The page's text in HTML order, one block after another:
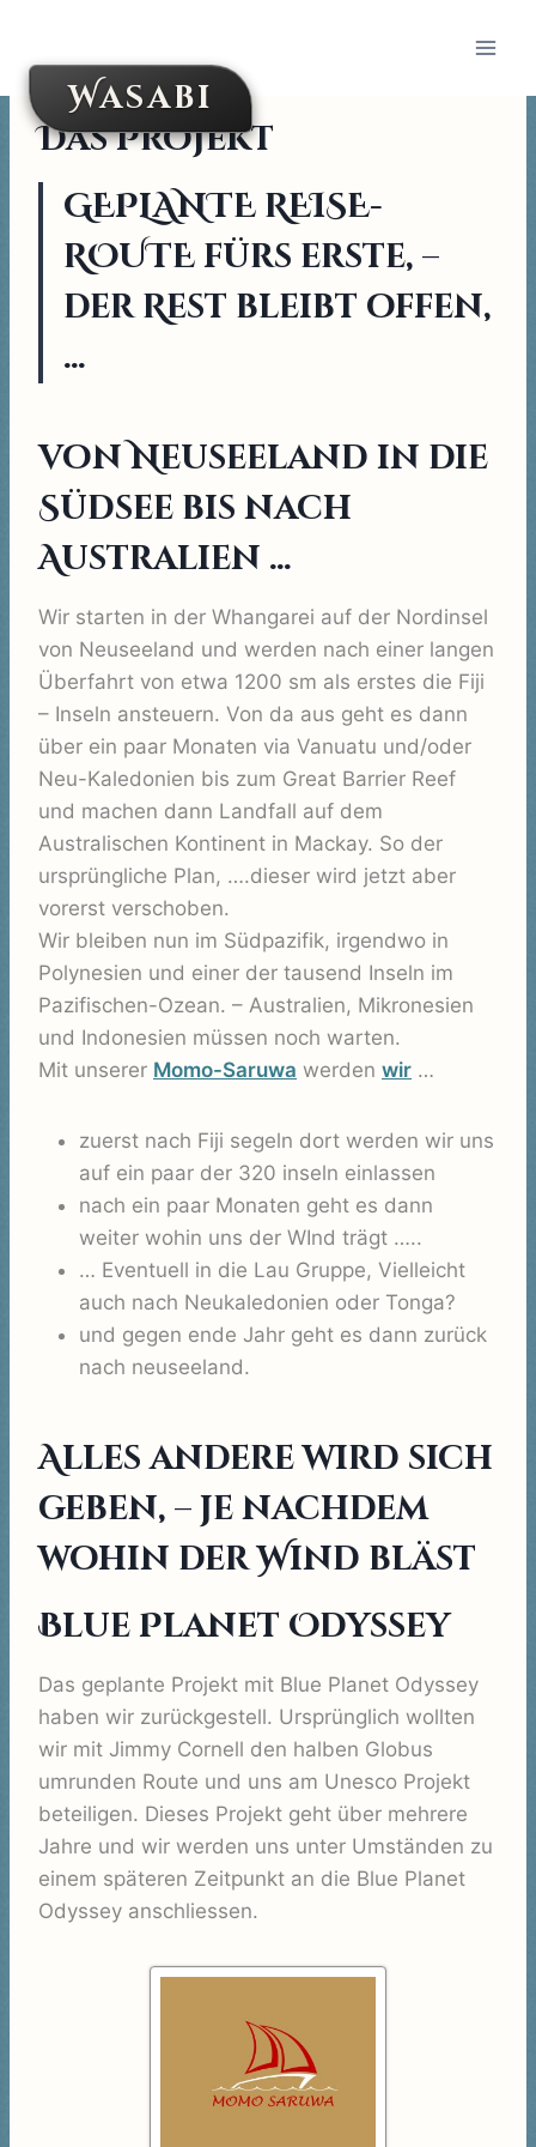
contentWasabi
Das Projekt
GEPLANTE REISE-
ROUTE fürs erste, –
der Rest bleibt offen,
…
von Neuseeland in die
Südsee bis nach
Australien …
Wir starten in der Whangarei auf der Nordinsel
von Neuseeland und werden nach einer langen
Überfahrt von etwa 1200 sm als erstes die Fiji
– Inseln ansteuern. Von da aus geht es dann
über ein paar Monaten via Vanuatu und/oder
Neu-Kaledonien bis zum Great Barrier Reef
und machen dann Landfall auf dem
Australischen Kontinent in Mackay. So der
ursprüngliche Plan, ….dieser wird jetzt aber
vorerst verschoben.
Wir bleiben nun im Südpazifik, irgendwo in
Polynesien und einer der tausend Inseln im
Pazifischen-Ozean. – Australien, Mikronesien
und Indonesien müssen noch warten.
Mit unserer Momo-Saruwa werden wir …
zuerst nach Fiji segeln dort werden wir uns
auf ein paar der 320 inseln einlassen
nach ein paar Monaten geht es dann
weiter wohin uns der WInd trägt …..
… Eventuell in die Lau Gruppe, Vielleicht
auch nach Neukaledonien oder Tonga?
und gegen ende Jahr geht es dann zurück
nach neuseeland.
Alles andere wird sich
geben, – je nachdem
wohin der Wind bläst
Blue Planet Odyssey
Das geplante Projekt mit Blue Planet Odyssey
haben wir zurückgestell. Ursprünglich wollten
wir mit Jimmy Cornell den halben Globus
umrunden Route und uns am Unesco Projekt
beteiligen. Dieses Projekt geht über mehrere
Jahre und wir werden uns unter Umständen zu
einem späteren Zeitpunkt an die Blue Planet
Odyssey anschliessen.